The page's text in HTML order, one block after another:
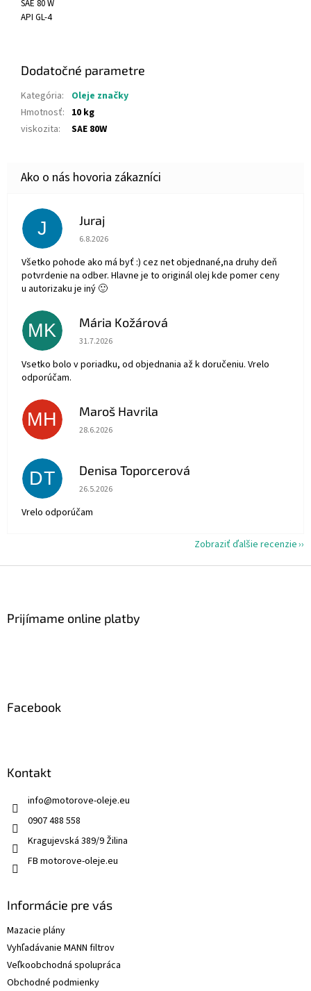
SAE 80 W
API GL-4
Dodatočné parametre
Kategória:
Oleje značky
Hmotnosť: 10 kg
viskozita: SAE 80W
J Juraj
Hodnotenie obchodu je 5 z 5 hviezdičiek.
6.8.2026
Všetko pohode ako má byť :) cez net objednané,na druhy deň
potvrdenie na odber. Hlavne je to originál olej kde pomer ceny
u autorizaku je iný 🙂
MK Mária Kožárová
Hodnotenie obchodu je 5 z 5 hviezdičiek.
31.7.2026
Vsetko bolo v poriadku, od objednania až k doručeniu. Vrelo
odporúčam.
MH Maroš Havrila
Hodnotenie obchodu je 5 z 5 hviezdičiek.
28.6.2026
DT Denisa Toporcerová
Hodnotenie obchodu je 5 z 5 hviezdičiek.
26.5.2026
Vrelo odporúčam
Zobraziť ďalšie recenzie
Prijímame online platby
Facebook
Kontakt
info@motorove-oleje.eu
0907 488 558
Kragujevská 389/9 Žilina
FB motorove-oleje.eu
Informácie pre vás
Mazacie plány
Vyhľadávanie MANN filtrov
Veľkoobchodná spolupráca
Obchodné podmienky